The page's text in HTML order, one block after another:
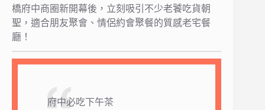
橋府中商圈新開幕後，立刻吸引不少老饕吃貨朝
聖，適合朋友聚會、情侶約會聚餐的質感老宅餐
廳！
府中必吃下午茶